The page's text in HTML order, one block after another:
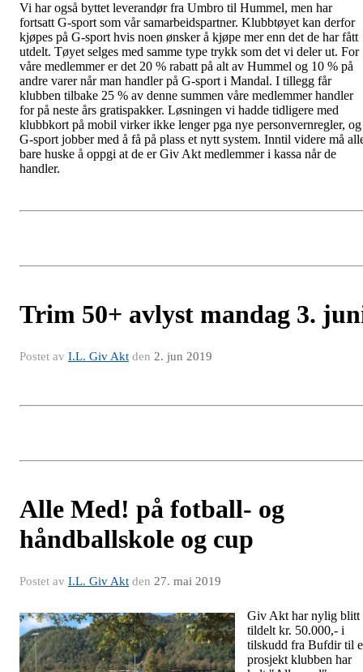
Vi har også byttet leverandør fra Umbro til Hummel, men har
fortsatt G-sport som vår samarbeidspartner. Klubbtøyet kan derfor
kjøpes på G-sport hvis noen ønsker å kjøpe mer enn det de har fått
utdelt. Tøyet selges med samme type trykk som det vi deler ut. For
våre medlemmer er det 20 % rabatt på alt av Hummel og 10 % på
andre varer når man handler på G-sport i Mandal. I tillegg får
klubben tilbake 25 % av denne summen våre medlemmer handler
for på neste års gratispakker. Løsningen vi hadde tidligere med
klubbkort på mobil virker ikke lenger pga nye personvernregler, og
G-sport jobber med å få på plass et nytt system. Inntil videre må
bare huske å oppgi at de er Giv Akt medlemmer i kassa når de
handler.
Trim 50+ avlyst mandag 3.
Postet av I.L. Giv Akt den 2. jun 2019
Alle Med! på fotball- og
håndballskole og cup
Postet av I.L. Giv Akt den 27. mai 2019
Giv Akt har nylig blitt
tildelt kr. 50.000,- i
tilskudd fra Bufdir til
prosjekt klubben har